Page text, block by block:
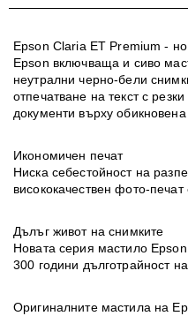
Epson Claria ET Premium -
Epson включваща и сиво
неутрални черно-бели
отпечатване на текст с
документи върху обикновена
Икономичен печат
Ниска себестойност на
висококачествен фото-
Дълъг живот на снимките
Новата серия мастило
300 години дълготрайност
Оригиналните мастила на